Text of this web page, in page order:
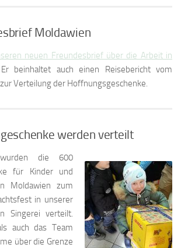
Moldawien
neuen Freundesbrief über die Arbeit in
beinhaltet auch einen Reisebericht vom
Verteilung der Hoffnungsgeschenke.
werden verteilt
die 600
für Kinder und
Moldawien zum
in unserer
Singerei verteilt.
auch das Team
über die Grenze